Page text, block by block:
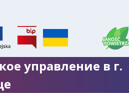
управление в г.